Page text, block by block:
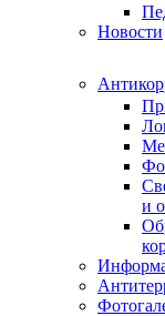
Новости
и